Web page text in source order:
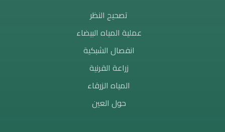
تصحيح النظر​
عملية المياه البيضاء
انفصال الشبكية
زراعة القرنية
المياه الزرقاء
حول العين